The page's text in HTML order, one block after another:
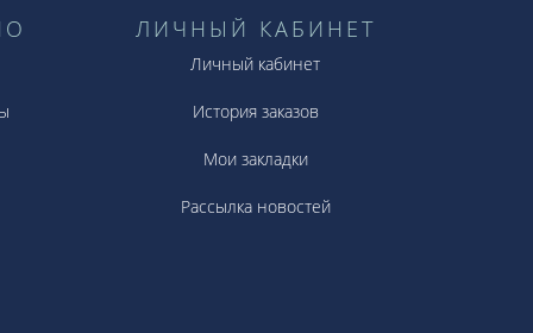
ЛИЧНЫЙ КАБИНЕТ
Личный кабинет
История заказов
Мои закладки
Рассылка новостей